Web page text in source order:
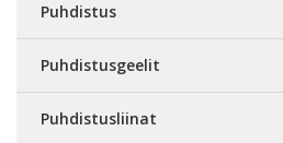
Puhdistus
Puhdistusgeelit
Puhdistusliinat